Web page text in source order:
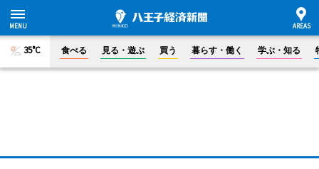
35°C 食べる 見る・遊ぶ 買う 暮らす・働く 学ぶ・知る